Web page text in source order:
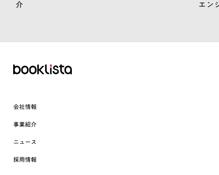
介
エン
会社情報
事業紹介
ニュース
採用情報